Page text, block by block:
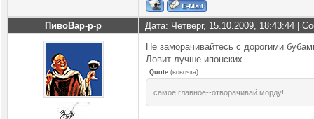
ПивоВар-р-р Дата: Четверг, 15.10.2009, 18:43:44 |
Не заморачивайтесь с дорогими
Ловит лучше ипонских.
Quote (вовочка)
самое главное--отворачивай морду!.